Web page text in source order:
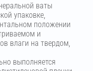
ваты
упаковке,
положении
и
влаги на твердом,
выполняется